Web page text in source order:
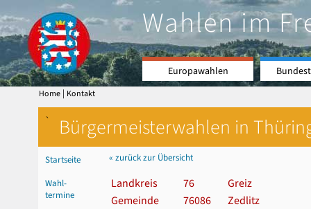
Wahlen im
Europawahlen
Home | Kontakt
` Bürgermeisterwahlen in
Startseite
Wahl-
termine
« zurück zur Übersicht
Landkreis 76
Greiz
Gemeinde
76086 Zedlitz